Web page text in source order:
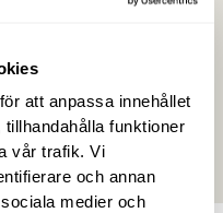
att anpassa innehållet
funktioner
vår trafik. Vi
och annan
medier och
börja spara både
här för dig.​